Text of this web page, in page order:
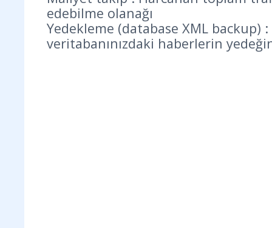
edebilme olanağı
Yedekleme (database XML backup)
veritabanınızdaki haberlerin